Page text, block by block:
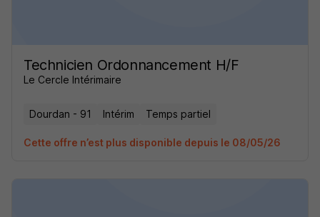
Technicien Ordonnancement H/F
Le Cercle Intérimaire
Dourdan - 91 Intérim Temps partiel
Cette offre n’est plus disponible depuis le 08/05/26